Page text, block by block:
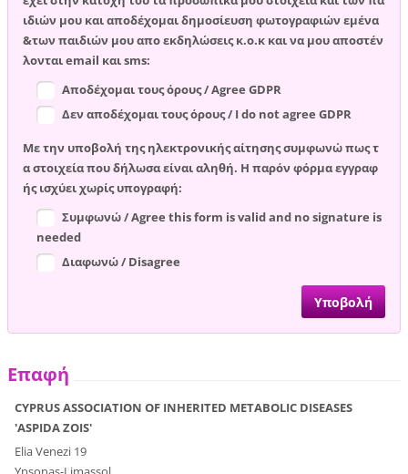
ιδιών μου και αποδέχομαι δημοσίευση φωτογραφιών εμένα
&των παιδιών μου απο εκδηλώσεις κ.ο.κ και να μου αποστέν
λονται email και sms:
Αποδέχομαι τους όρους / Agree GDPR
Δεν αποδέχομαι τους όρους / I do not agree GDPR
Με την υποβολή της ηλεκτρονικής αίτησης συμφωνώ πως τ
α στοιχεία που δήλωσα είναι αληθή. Η παρόν φόρμα εγγραφ
ής ισχύει χωρίς υπογραφή:
Συμφωνώ / Agree this form is valid and no signature is
needed
Διαφωνώ / Disagree
Επαφή
CYPRUS ASSOCIATION OF INHERITED METABOLIC DISEASES
'ASPIDA ZOIS'
Elia Venezi 19